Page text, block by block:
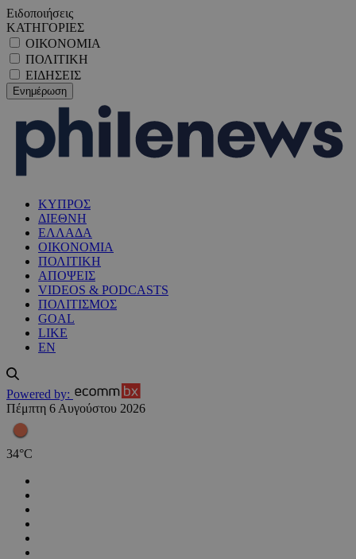
Ειδοποιήσεις
ΚΑΤΗΓΟΡΙΕΣ
ΟΙΚΟΝΟΜΙΑ
ΠΟΛΙΤΙΚΗ
ΕΙΔΗΣΕΙΣ
ΚΥΠΡΟΣ
ΔΙΕΘΝΗ
ΕΛΛΑΔΑ
ΟΙΚΟΝΟΜΙΑ
ΠΟΛΙΤΙΚΗ
ΑΠΟΨΕΙΣ
VIDEOS & PODCASTS
ΠΟΛΙΤΙΣΜΟΣ
GOAL
LIKE
EN
Powered by:
Πέμπτη 6 Αυγούστου 2026
34°C